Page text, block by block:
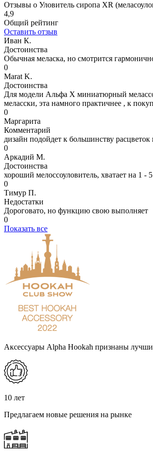
Отзывы о Уловитель сиропа XR
4,9
Общий рейтинг
Оставить отзыв
Иван К.
Достоинства
Обычная меласка, но смотрится
0
Marat K.
Достоинства
Для модели Альфа Х миниатюрный
меласски, эта намного практичнее , к
0
Маргарита
Комментарий
дизайн подойдет к большинству расцветок
0
Аркадий М.
Достоинства
хороший мелоссоуловитель, хватает на 1 -
0
Тимур П.
Недостатки
Дороговато, но функцию свою выполняет
0
Показать все
Аксессуары Alpha Hookah признаны
10 лет
Предлагаем новые решения на рынке